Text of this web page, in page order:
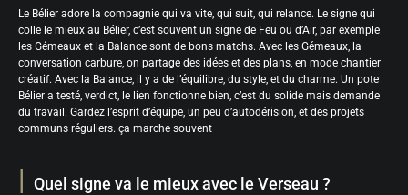
Le Bélier adore la compagnie qui va vite, qui suit, qui relance. Le signe qui
colle le mieux au Bélier, c’est souvent un signe de Feu ou d’Air, par exemple
les Gémeaux et la Balance sont de bons matchs. Avec les Gémeaux, la
conversation carbure, on partage des idées et des plans, en mode chantier
créatif. Avec la Balance, il y a de l’équilibre, du style, et du charme. Un pote
Bélier a testé, verdict, le lien fonctionne bien, c’est du solide mais demande
du travail. Gardez l’esprit d’équipe, un peu d’autodérision, et des projets
communs réguliers. ça marche souvent
Quel signe va le mieux avec le Verseau ?